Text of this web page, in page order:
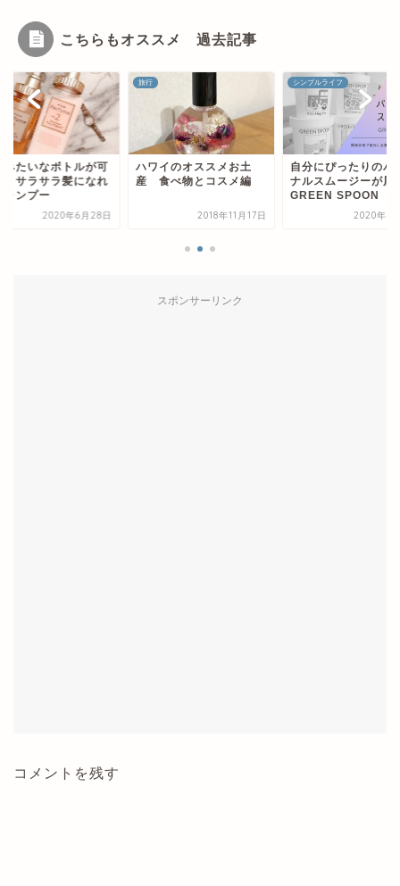
こちらもオススメ 過去記事
イのオススメお土
べ物とコスメ編
2018年11月17日
シンプルライフ
自分にぴったりのパーソ
ナルスムージーが届く
2020年4月15日
美容
香水みたいなボトル
愛い！サラサラ髪に
るシャンプー
2020年6
スポンサーリンク
コメントを残す